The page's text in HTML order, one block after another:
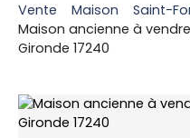
Vente Maison
Saint-
Maison ancienne à
Gironde 17240